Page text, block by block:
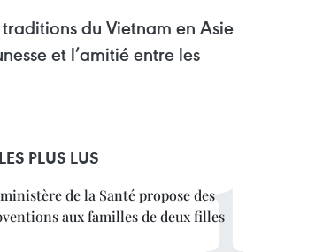
du Vietnam en Asie
et l’amitié entre les
LES PLUS LUS
de la Santé propose des
aux familles de deux filles